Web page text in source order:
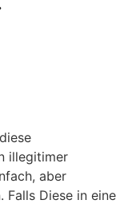
illegitimer
aber
Falls Diese in eine